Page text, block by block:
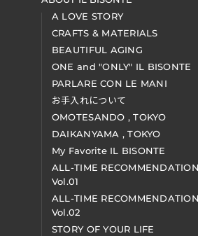
A LOVE STORY
CRAFTS & MATERIALS
BEAUTIFUL AGING
ONE and "ONLY" IL BISONTE
PARLARE CON LE MANI
お手入れについて
OMOTESANDO , TOKYO
DAIKANYAMA , TOKYO
My Favorite IL BISONTE
ALL-TIME
Vol.01
ALL-TIME
Vol.02
STORY OF YOUR LIFE